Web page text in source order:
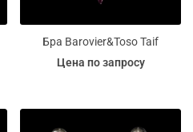
Бра Barovier&Toso Taif
Цена по запросу